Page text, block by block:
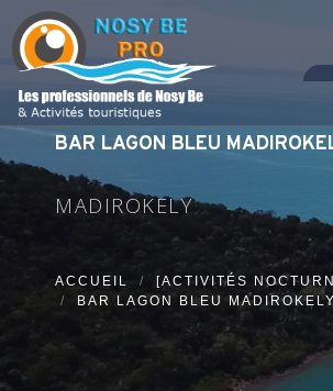
BAR LAGON BLEU
MADIROKELY
ACCUEIL
[ACTIVITÉS
BAR LAGON BLEU